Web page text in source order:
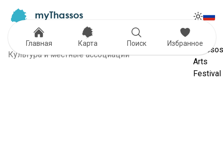
myThassos
Thassos Arts Festival
Культура и местные ассоциации
Главная Карта Поиск Избранное